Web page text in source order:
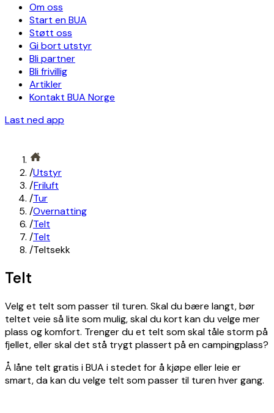
Om oss
Start en BUA
Støtt oss
Gi bort utstyr
Bli partner
Bli frivillig
Artikler
Kontakt BUA Norge
Last ned app
/Utstyr
/Friluft
/Tur
/Overnatting
/Telt
/Telt
/Teltsekk
Telt
Velg et telt som passer til turen. Skal du bære langt, bør
teltet veie så lite som mulig, skal du kort kan du velge mer
plass og komfort. Trenger du et telt som skal tåle storm på
fjellet, eller skal det stå trygt plassert på en campingplass?
Å låne telt gratis i BUA i stedet for å kjøpe eller leie er
smart, da kan du velge telt som passer til turen hver gang.